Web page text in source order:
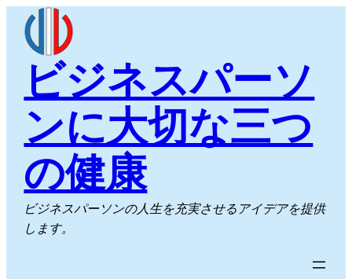
ビジネスパーソ
ンに大切な三つ
の健康
ビジネスパーソンの人生を充実させるアイデアを提供
します。